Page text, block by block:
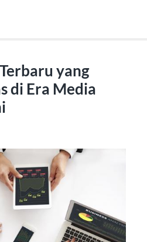
yang
di Era Media